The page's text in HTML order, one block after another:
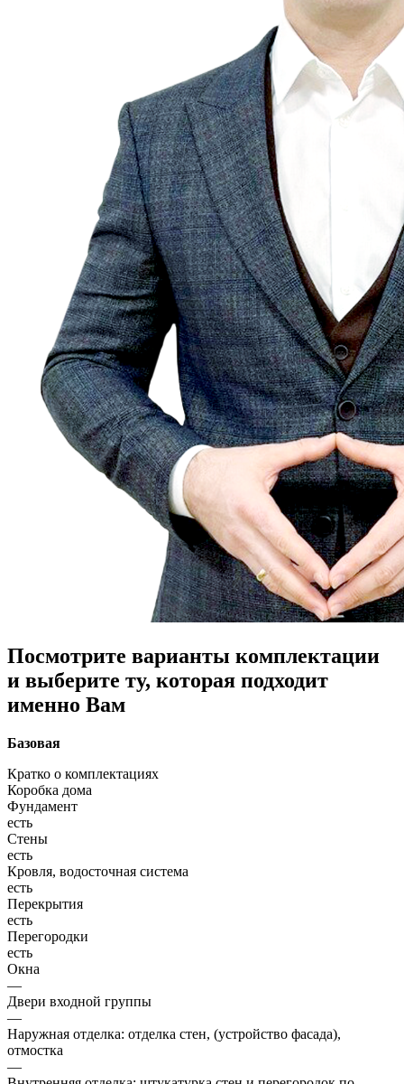
Посмотрите варианты комплектации
и выберите ту, которая подходит
именно Вам
Базовая
Кратко о комплектациях
Коробка дома
Фундамент
есть
Стены
есть
Кровля, водосточная система
есть
Перекрытия
есть
Перегородки
есть
Окна
—
Двери входной группы
—
Наружная отделка: отделка стен, (устройство фасада),
отмостка
—